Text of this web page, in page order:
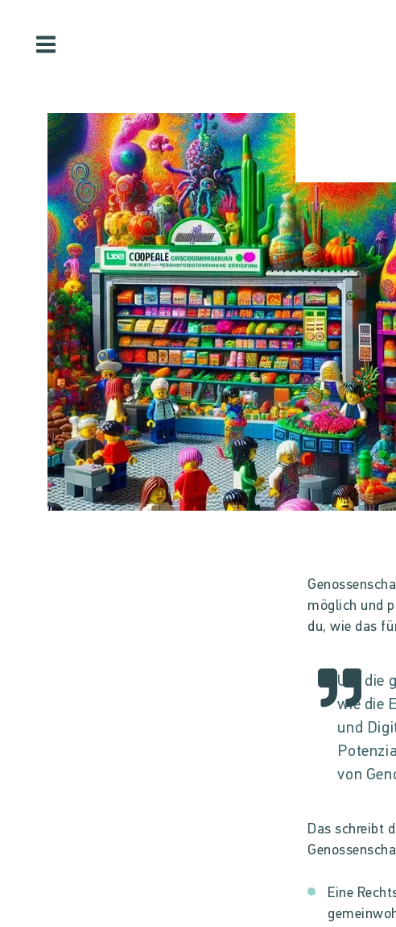
möglich und
du, wie das
Um die
wie die
und
von
Das schreibt
Eine